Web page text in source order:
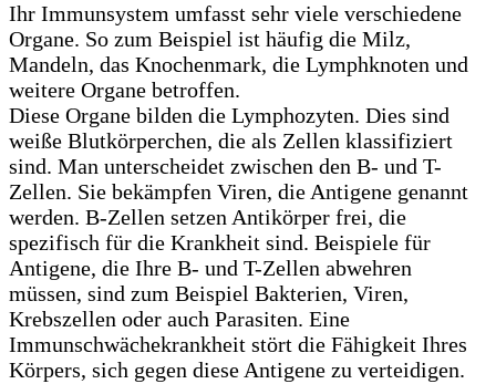
Ihr Immunsystem umfasst sehr viele verschiedene
Organe. So zum Beispiel ist häufig die Milz,
Mandeln, das Knochenmark, die Lymphknoten und
weitere Organe betroffen.
Diese Organe bilden die Lymphozyten. Dies sind
weiße Blutkörperchen, die als Zellen klassifiziert
sind. Man unterscheidet zwischen den B- und T-
Zellen. Sie bekämpfen Viren, die Antigene genannt
werden. B-Zellen setzen Antikörper frei, die
spezifisch für die Krankheit sind. Beispiele für
Antigene, die Ihre B- und T-Zellen abwehren
müssen, sind zum Beispiel Bakterien, Viren,
Krebszellen oder auch Parasiten. Eine
Immunschwächekrankheit stört die Fähigkeit Ihres
Körpers, sich gegen diese Antigene zu verteidigen.